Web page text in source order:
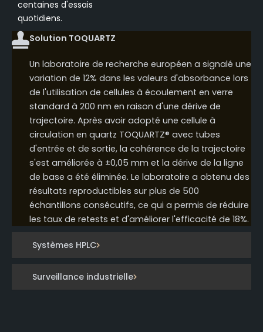
Systèmes HPLC
Surveillance industrielle
centaines d'essais
quotidiens.
Solution TOQUARTZ
Un laboratoire de recherche européen a signalé une
variation de 12% dans les valeurs d'absorbance lors
de l'utilisation de cellules à écoulement en verre
standard à 200 nm en raison d'une dérive de
trajectoire. Après avoir adopté une cellule à
circulation en quartz TOQUARTZ® avec tubes
d'entrée et de sortie, la cohérence de la trajectoire
s'est améliorée à ±0,05 mm et la dérive de la ligne
de base a été éliminée. Le laboratoire a obtenu des
résultats reproductibles sur plus de 500
échantillons consécutifs, ce qui a permis de réduire
les taux de retests et d'améliorer l'efficacité de 18%.